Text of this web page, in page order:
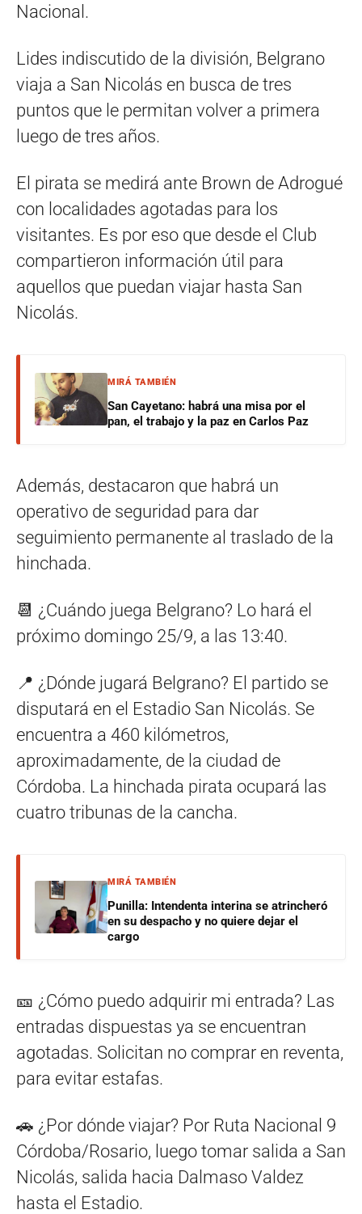
Nacional.
Lides indiscutido de la división, Belgrano
viaja a San Nicolás en busca de tres
puntos que le permitan volver a primera
luego de tres años.
El pirata se medirá ante Brown de Adrogué
con localidades agotadas para los
visitantes. Es por eso que desde el Club
compartieron información útil para
aquellos que puedan viajar hasta San
Nicolás.
MIRÁ TAMBIÉN
San Cayetano: habrá una misa por el
pan, el trabajo y la paz en Carlos Paz
Además, destacaron que habrá un
operativo de seguridad para dar
seguimiento permanente al traslado de la
hinchada.
📆 ¿Cuándo juega Belgrano? Lo hará el
próximo domingo 25/9, a las 13:40.
📍 ¿Dónde jugará Belgrano? El partido se
disputará en el Estadio San Nicolás. Se
encuentra a 460 kilómetros,
aproximadamente, de la ciudad de
Córdoba. La hinchada pirata ocupará las
cuatro tribunas de la cancha.
MIRÁ TAMBIÉN
Punilla: Intendenta interina se atrincheró
en su despacho y no quiere dejar el
cargo
🎫 ¿Cómo puedo adquirir mi entrada? Las
entradas dispuestas ya se encuentran
agotadas. Solicitan no comprar en reventa,
para evitar estafas.
🚗 ¿Por dónde viajar? Por Ruta Nacional 9
Córdoba/Rosario, luego tomar salida a San
Nicolás, salida hacia Dalmaso Valdez
hasta el Estadio.